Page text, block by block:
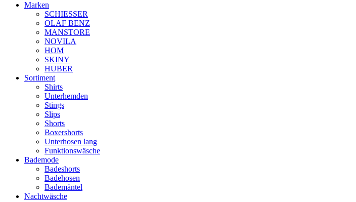
Marken
SCHIESSER
OLAF BENZ
MANSTORE
NOVILA
HOM
SKINY
HUBER
Sortiment
Shirts
Unterhemden
Stings
Slips
Shorts
Boxershorts
Unterhosen lang
Funktionswäsche
Bademode
Badeshorts
Badehosen
Bademäntel
Nachtwäsche